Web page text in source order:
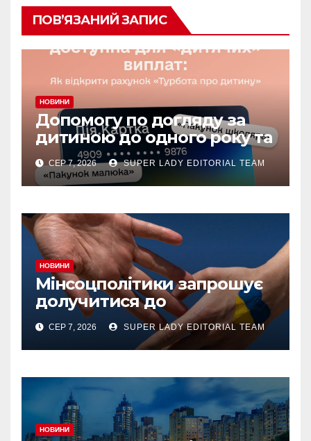
ПОВ’ЯЗАНИЙ ЗАПИС
НОВИНИ
Допомогу по догляду за
дитиною до одного року та
«єЯсла» можна отримувати
на спеціальний рахунок
«Турбота про дитину» у
СЕР 7, 2026 SUPER LADY EDITORIAL TEAM
НОВИНИ
Мінсоцполітики запрошує
долучитися до
консультацій
СЕР 7, 2026 SUPER LADY EDITORIAL TEAM
НОВИНИ